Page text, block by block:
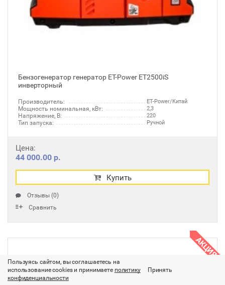
Бензогенератор генератор ET-Power ET2500iS
инверторный
Производитель: ET-Power/Китай
Мощность номинальная, кВт: 2,3
Напряжение, В: 220
Тип запуска: Ручной
Цена:
44 000.00 р.
Купить
Отзывы (0)
Сравнить
АКЦИЯ
Пользуясь сайтом, вы соглашаетесь на
использование cookies и принимаете политику
конфиденциальности
Принять